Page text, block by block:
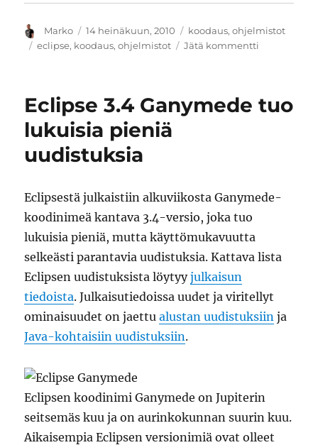
Kirjoittaja
Marko Julkaistu
14 heinäkuun, 2010 Kategoriat
koodaus,ohjelmistot
Avainsanat
eclipse, koodaus,ohjelmistot Jätä kommentti
myötä
Eclipse 3.4 Ganymede tuo
lukuisia pieniä
uudistuksia
Eclipsestä julkaistiin alkuviikosta Ganymede-
koodinimeä kantava 3.4-versio, joka tuo
lukuisia pieniä, mutta käyttömukavuutta
selkeästi parantavia uudistuksia. Kattava lista
Eclipsen uudistuksista löytyyjulkaisun
tiedoista. Julkaisutiedoissa uudet ja viritellyt
ominaisuudet on jaettualustan uudistuksiin ja
Java-kohtaisiin uudistuksiin.
Eclipsen koodinimi Ganymede on Jupiterin
seitsemäs kuu ja on aurinkokunnan suurin kuu.
Aikaisempia Eclipsen versionimiä ovat olleet